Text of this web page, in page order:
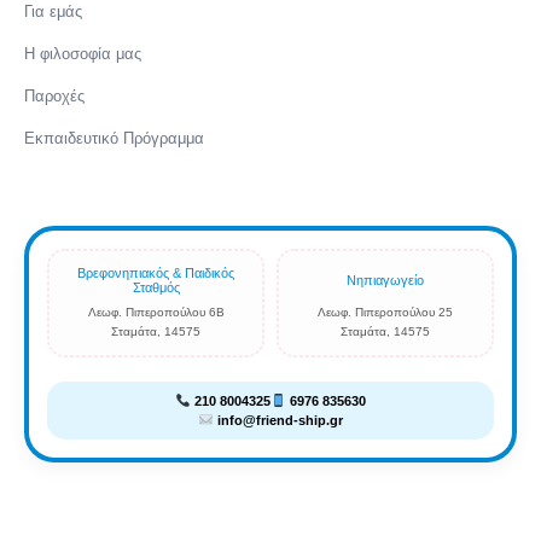
Για εμάς
Η φιλοσοφία μας
Παροχές
Εκπαιδευτικό Πρόγραμμα
Βρεφονηπιακός & Παιδικός
Σταθμός
Λεωφ. Πιπεροπούλου 6Β
Σταμάτα, 14575
Νηπιαγωγείο
Λεωφ. Πιπεροπούλου 25
Σταμάτα, 14575
210 8004325
6976 835630
info@friend-ship.gr